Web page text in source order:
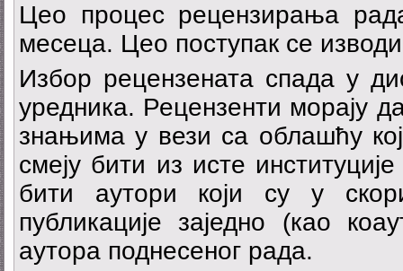
Цео процес рецензирања
месеца. Цео поступак се
Избор рецензената спада у
уредника. Рецензенти морају
знањима у вези са облашћу
смеју бити из исте
бити аутори који су у
публикације заједно (као
аутора поднесеног рада.